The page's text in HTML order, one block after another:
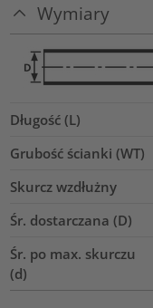
Wymiary
Długość (L)
Grubość ścianki (WT)
Skurcz wzdłużny
Śr. dostarczana (D)
Śr. po max. skurczu
(d)